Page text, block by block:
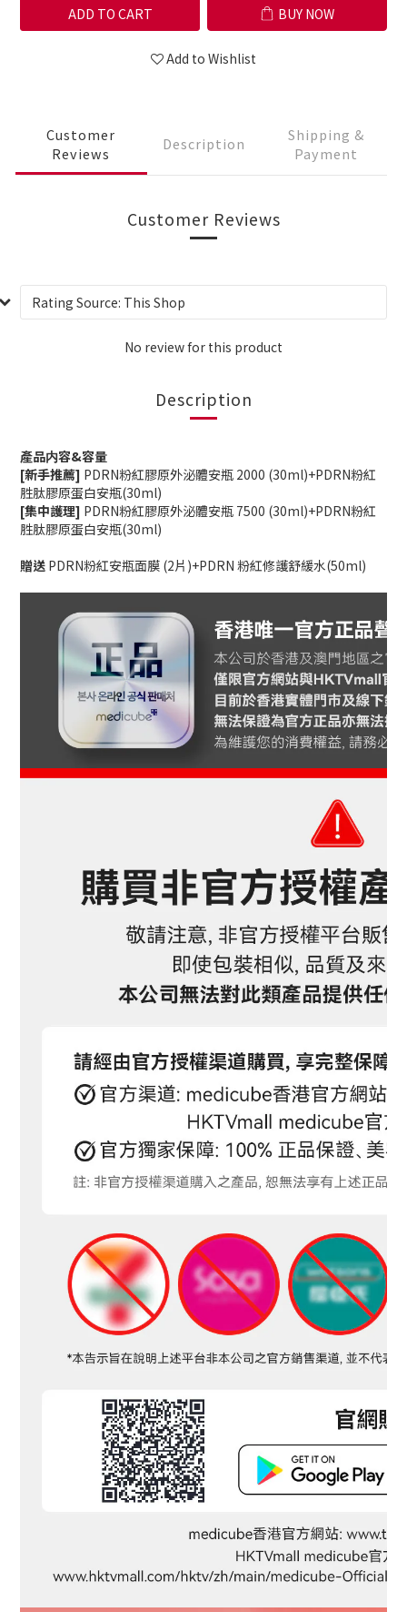
ADD TO CART BUY NOW
Add to Wishlist
Customer
Reviews
Description
Shipping &
Payment
Customer Reviews
No review for this product
Description
產品内容&容量
[新手推薦] PDRN粉紅膠原外泌體安瓶 2000 (30ml)+PDRN粉紅
胜肽膠原蛋白安瓶(30ml)
[集中護理] PDRN粉紅膠原外泌體安瓶 7500 (30ml)+PDRN粉紅
胜肽膠原蛋白安瓶(30ml)
贈送 PDRN粉紅安瓶面膜 (2片)+PDRN 粉紅修護舒緩水(50ml)